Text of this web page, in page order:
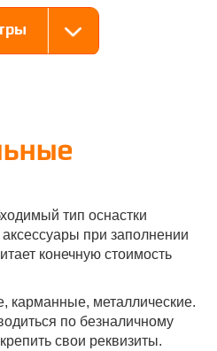
тип оснастки
при заполнении
конечную стоимость
карманные, металлические.
по безналичному
свои реквизиты.